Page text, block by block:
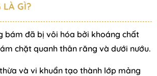
LÀ GÌ?
bám đã bị vôi hóa bởi khoáng chất
chặt quanh thân răng và dưới nướu.
và vi khuẩn tạo thành lớp mảng